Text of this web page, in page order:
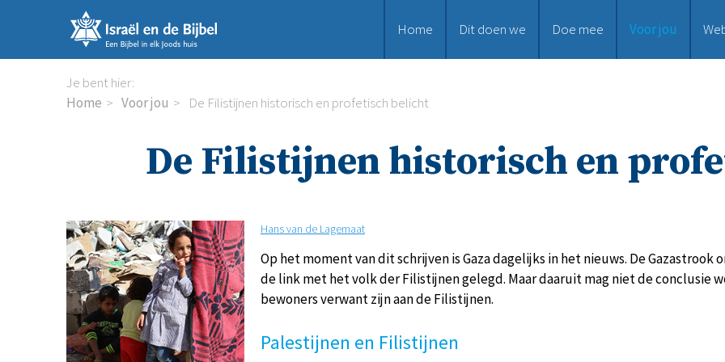
Home Dit doen we Doe mee Voor jou
Je bent hier:
Home
Voor jou De Filistijnen historisch en profetisch belicht
De Filistijnen historisch en
Hans van de Lagemaat
Op het moment van dit schrijven is Gaza dagelijks in het nieuws. De Gazastrook
de link met het volk der Filistijnen gelegd. Maar daaruit mag niet de conclusie
bewoners verwant zijn aan de Filistijnen.
Palestijnen en Filistijnen